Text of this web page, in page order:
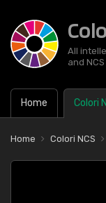
All
and
Home Colori
Home Colori NCS